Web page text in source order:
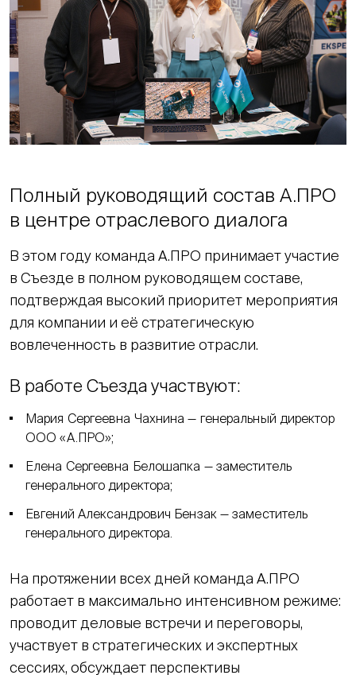
Полный руководящий состав А.ПРО
в центре отраслевого диалога
В этом году команда А.ПРО принимает участие
в Съезде в полном руководящем составе,
подтверждая высокий приоритет мероприятия
для компании и её стратегическую
вовлеченность в развитие отрасли.
В работе Съезда участвуют:
Мария Сергеевна Чахнина — генеральный директор
ООО «А.ПРО»;
Елена Сергеевна Белошапка — заместитель
генерального директора;
Евгений Александрович Бензак — заместитель
генерального директора.
На протяжении всех дней команда А.ПРО
работает в максимально интенсивном режиме:
проводит деловые встречи и переговоры,
участвует в стратегических и экспертных
сессиях, обсуждает перспективы